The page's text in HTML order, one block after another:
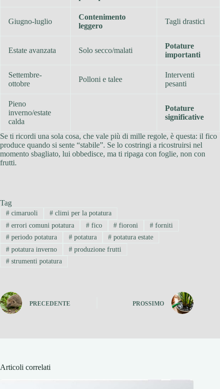
Giugno-luglio
Contenimento
leggero
Tagli drastici
Estate avanzata Solo secco/malati
Potature
importanti
Settembre-
ottobre
Polloni e talee
Interventi
pesanti
Pieno
inverno/estate
calda
Potature
significative
Se ti ricordi una sola cosa, che vale più di mille regole, è questa: il fico
produce quando si sente “stabile”. Se lo costringi a ricostruirsi nel
momento sbagliato, lui obbedisce, ma ti ripaga con foglie, non con
frutti.
Tag
#cimaruoli #climi per la potatura
#errori comuni potatura #fico # fioroni # forniti
#periodo potatura #potatura # potatura estate
#potatura inverno #produzione frutti
#strumenti potatura
PRECEDENTE PROSSIMO
Articoli correlati